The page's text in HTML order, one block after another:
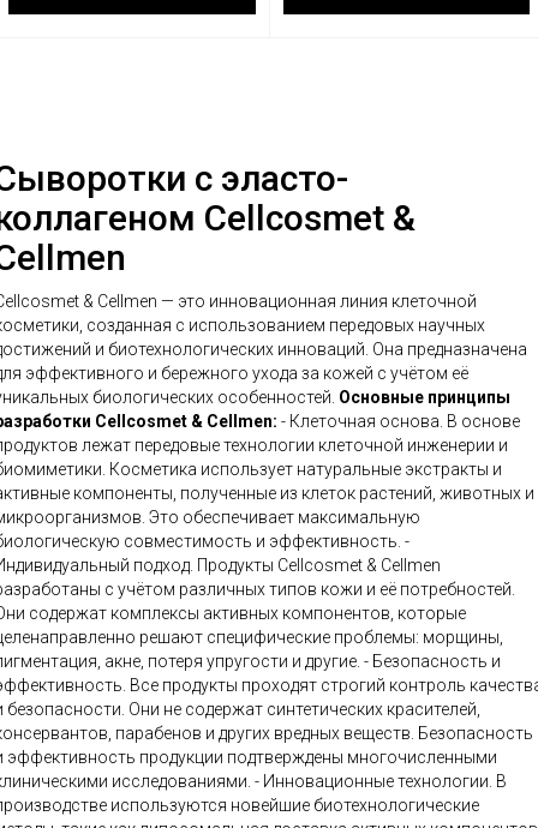
с эласто-
Cellcosmet &
& Cellmen — это инновационная линия клеточной
созданная с использованием передовых научных
и биотехнологических инноваций. Она предназначена
эффективного и бережного ухода за кожей с учётом её
биологических особенностей. Основные принципы
Cellcosmet & Cellmen:
лежат передовые технологии клеточной инженерии и
Косметика использует натуральные экстракты и
компоненты, полученные из клеток растений, животных и
Это обеспечивает максимальную
совместимость и эффективность. -
подход. Продукты Cellcosmet & Cellmen
с учётом различных типов кожи и её потребностей.
содержат комплексы активных компонентов, которые
решают специфические проблемы: морщины,
акне, потеря упругости и другие. - Безопасность и
Все продукты проходят строгий контроль
безопасности. Они не содержат синтетических красителей,
парабенов и других вредных веществ. Безопасность
эффективность продукции подтверждены многочисленными
исследованиями. - Инновационные технологии. В
используются новейшие биотехнологические